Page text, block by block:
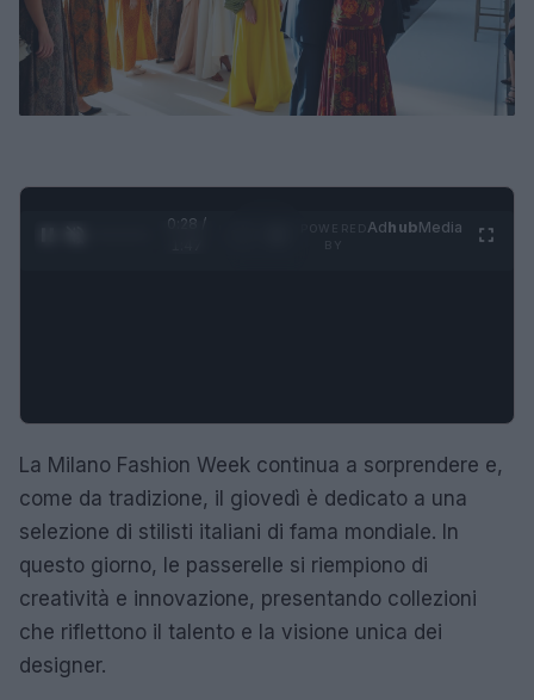
0:29 /
AdhubMedia
La Milano Fashion Week continua a sorprendere e,
come da tradizione, il giovedì è dedicato a una
selezione di stilisti italiani di fama mondiale. In
questo giorno, le passerelle si riempiono di
creatività e innovazione, presentando collezioni
che riflettono il talento e la visione unica dei
designer.